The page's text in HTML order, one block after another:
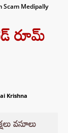
Scam Medipally
రూమ్
Krishna
వసూలు